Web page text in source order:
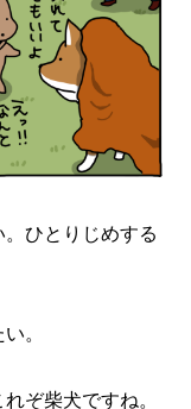
ひとりじめする
。
ぞ柴犬ですね。